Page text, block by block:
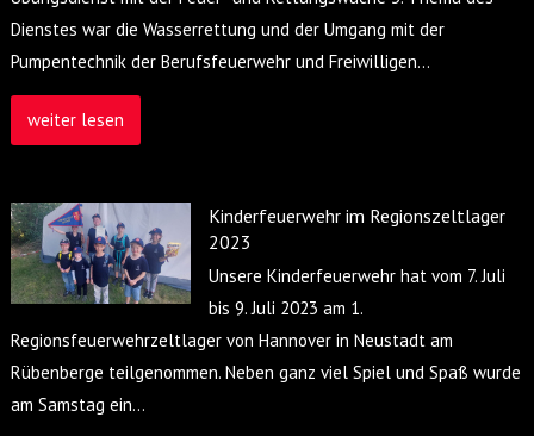
Dienstes war die Wasserrettung und der Umgang mit der
Pumpentechnik der Berufsfeuerwehr und Freiwilligen…
weiter lesen
Kinderfeuerwehr im Regionszeltlager
2023
Unsere Kinderfeuerwehr hat vom 7. Juli
bis 9. Juli 2023 am 1.
Regionsfeuerwehrzeltlager von Hannover in Neustadt am
Rübenberge teilgenommen. Neben ganz viel Spiel und Spaß wurde
am Samstag ein…